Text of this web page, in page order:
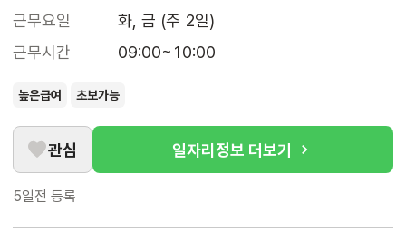
근무요일
화, 금 (주 2일)
근무시간
09:00~10:00
높은급여 초보가능
관심 일자리정보 더보기
5일전 등록